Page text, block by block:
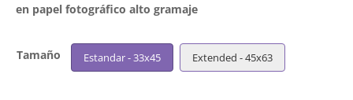
en papel fotográfico alto gramaje
Tamaño Estandar - 33x45 Extended - 45x63